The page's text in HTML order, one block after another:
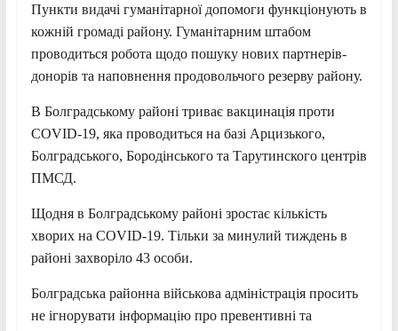
Пункти видачі гуманітарної допомоги функціонують в
кожній громаді району. Гуманітарним штабом
проводиться робота щодо пошуку нових партнерів-
донорів та наповнення продовольчого резерву району.
В Болградському районі триває вакцинація проти
COVID-19, яка проводиться на базі Арцизького,
Болградського, Бородінського та Тарутинского центрів
ПМСД.
Щодня в Болградському районі зростає кількість
хворих на СOVID-19. Тільки за минулий тиждень в
районі захворіло 43 особи.
Болградська районна військова адміністрація просить
не ігнорувати інформацію про превентивні та